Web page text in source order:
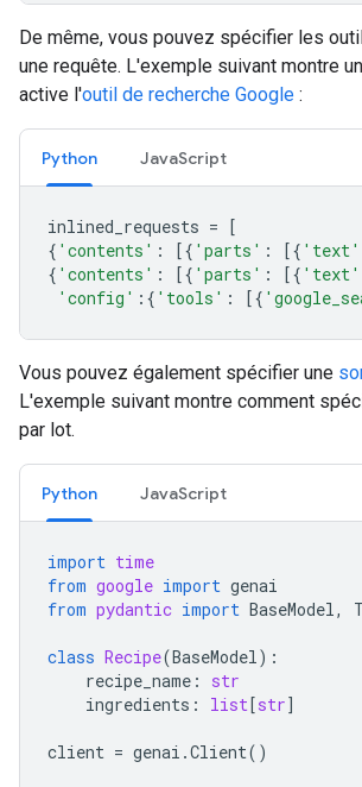
De même, vous pouvez spécifier les
une requête. L'exemple suivant montre
active l'outil de recherche Google :
Python JavaScript
inlined_requests = [
{ 'contents' : [{ 'parts' : [{ 'text'
{ 'contents' : [{ 'parts' : [{ 'text'
'config' :{ 'tools' : [{
Vous pouvez également spécifier une
L'exemple suivant montre comment
par lot.
Python JavaScript
import time
from google import genai
from pydantic import BaseModel,
class Recipe(BaseModel):
recipe_name :
str
ingredients : list[str]
client = genai .Client()